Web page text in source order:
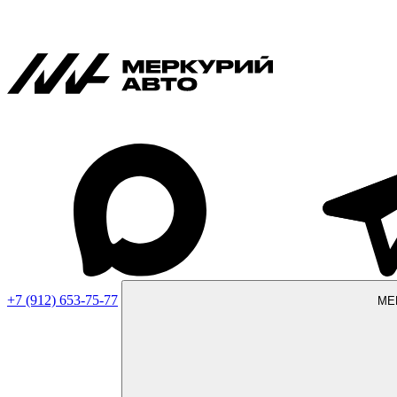
+7 (912) 653-75-77